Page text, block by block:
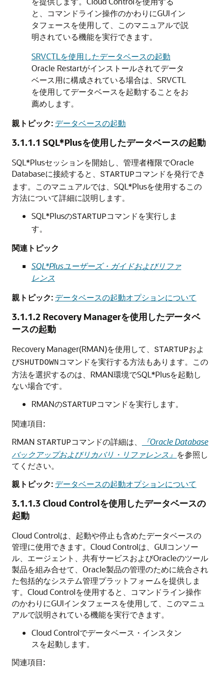
と、コマンドライン操作のかわりにGUIイン
タフェースを使用して、このマニュアルで説
明されている機能を実行できます。
SRVCTLを使用したデータベースの起動
Oracle Restartがインストールされてデータ
ベース用に構成されている場合は、SRVCTL
を使用してデータベースを起動することをお
薦めします。
親トピック: データベースの起動
3.1.1.1 SQL*Plusを使用したデータベースの起動
SQL*Plusセッションを開始し、管理者権限でOracle
Databaseに接続すると、 STARTUPコマンドを発行でき
ます。このマニュアルでは、SQL*Plusを使用するこの
方法について詳細に説明します。
SQL*PlusのSTARTUPコマンドを実行しま
す。
関連トピック
SQL*Plusユーザーズ・ガイドおよびリファ
レンス
親トピック: データベースの起動オプションについて
3.1.1.2 Recovery Managerを使用したデータベ
ースの起動
Recovery Manager(RMAN)を使用して、 STARTUPおよ
びSHUTDOWNコマンドを実行する方法もあります。この
方法を選択するのは、RMAN環境でSQL*Plusを起動し
ない場合です。
RMANのSTARTUPコマンドを実行します。
関連項目:
RMAN STARTUPコマンドの詳細は、
『Oracle Database
バックアップおよびリカバリ・リファレンス』 を参照し
てください。
親トピック: データベースの起動オプションについて
3.1.1.3 Cloud Controlを使用したデータベースの
起動
Cloud Controlは、起動や停止も含めたデータベースの
管理に使用できます。Cloud Controlは、GUIコンソー
ル、エージェント、共有サービスおよびOracleのツール
製品を組み合せて、Oracle製品の管理のために統合され
た包括的なシステム管理プラットフォームを提供しま
す。Cloud Controlを使用すると、コマンドライン操作
のかわりにGUIインタフェースを使用して、このマニュ
アルで説明されている機能を実行できます。
Cloud Controlでデータベース・インスタン
スを起動します。
関連項目: